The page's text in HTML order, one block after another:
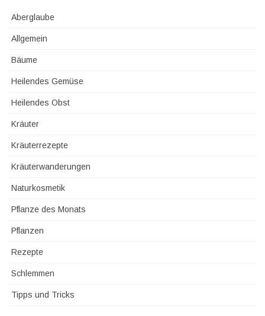
Aberglaube
Allgemein
Bäume
Heilendes Gemüse
Heilendes Obst
Kräuter
Kräuterrezepte
Kräuterwanderungen
Naturkosmetik
Pflanze des Monats
Pflanzen
Rezepte
Schlemmen
Tipps und Tricks